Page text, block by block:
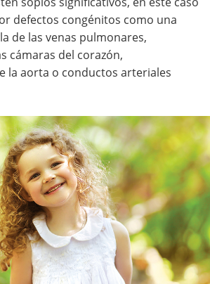
defectos congénitos como una
de las venas pulmonares,
cámaras del corazón,
la aorta o conductos arteriales